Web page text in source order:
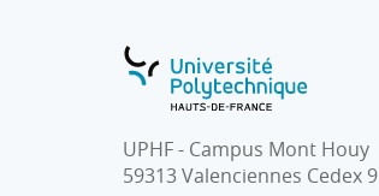
UPHF - Campus Mont Houy
59313 Valenciennes Cedex 9